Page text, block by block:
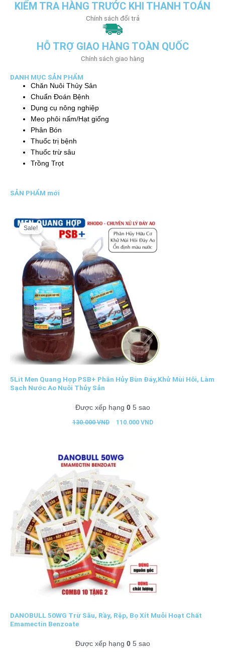
KIỂM TRA HÀNG TRƯỚC KHI THANH TOÁN
Chính sách đổi trả
HỖ TRỢ GIAO HÀNG TOÀN QUỐC
Chính sách giao hàng
DANH MỤC SẢN PHẨM
Chăn Nuôi Thủy Sản
Chuẩn Đoán Bệnh
Dụng cụ nông nghiệp
Meo phôi nấm/Hạt giống
Phân Bón
Thuốc trị bệnh
Thuốc trừ sâu
Trồng Trọt
SẢN PHẨM mới
Sale!
5Lit Men Quang Hợp PSB+ Phân Hủy Bùn Đáy,Khử Mùi Hôi, Làm
Sạch Nước Ao Nuôi Thủy Sản
Được xếp hạng 05 sao
130.000VND
gốc
là:
130.000 VND.
110.000 VND
hiện
tại
là:
110.000 VND.
DANOBULL 50WG Trừ Sâu, Rầy, Rệp, Bọ Xít Muỗi Hoạt Chất
Emamectin Benzoate
Được xếp hạng 05 sao